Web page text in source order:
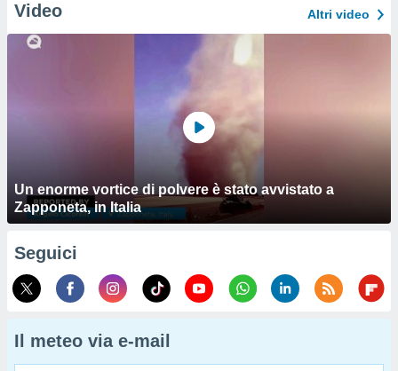
Video Altri video
Un enorme vortice di polvere è stato avvistato a
Zapponeta, in Italia
Seguici
Il meteo via e-mail